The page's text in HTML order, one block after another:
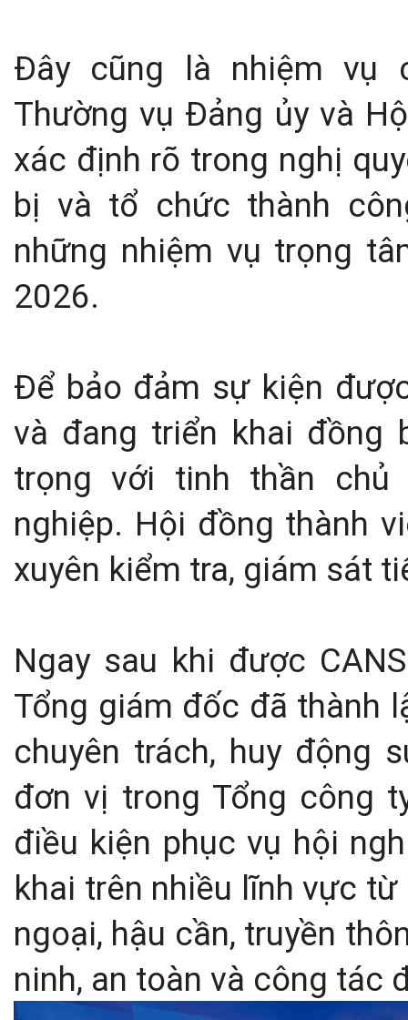
Đây cũng là nhiệm vụ
Thường vụ Đảng ủy và
xác định rõ trong nghị
bị và tổ chức thành
những nhiệm vụ trọng
2026.
Để bảo đảm sự kiện
và đang triển khai đồng
trọng với tinh thần chủ
nghiệp. Hội đồng thành
xuyên kiểm tra, giám sát
Ngay sau khi được
Tổng giám đốc đã thành
chuyên trách, huy động
đơn vị trong Tổng công
điều kiện phục vụ hội
khai trên nhiều lĩnh vực
ngoại, hậu cần, truyền
ninh, an toàn và công tác